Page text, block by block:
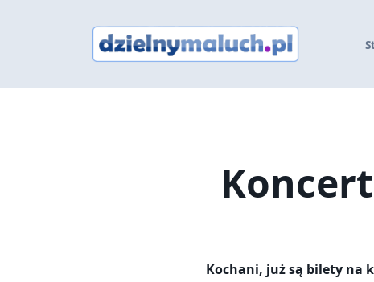
Kochani, już są bilety na